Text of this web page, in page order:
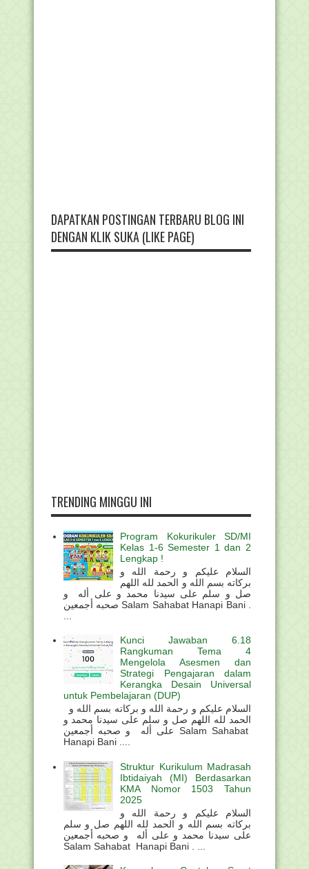
DAPATKAN POSTINGAN TERBARU BLOG INI
DENGAN KLIK SUKA (LIKE PAGE)
TRENDING MINGGU INI
Program Kokurikuler SD/MI
Kelas 1-6 Semester 1 dan 2
Lengkap !
السلام عليكم و رحمة الله و
بركاته بسم الله و الحمد لله اللهم
صل و سلم على سيدنا محمد و على أله و
صحبه أجمعين Salam Sahabat Hanapi Bani .
Kunci Jawaban 6.18
Rangkuman Tema 4
Mengelola Asesmen dan
Strategi Pengajaran dalam
Kerangka Desain Universal
untuk Pembelajaran (DUP)
الحمد لله اللهم صل و سلم على سيدنا محمد و
على أله و صحبه أجمعين Salam Sahabat
Hanapi Bani ....
Struktur Kurikulum Madrasah
Ibtidaiyah (MI) Berdasarkan
KMA Nomor 1503 Tahun
2025
السلام عليكم و رحمة الله و
بركاته بسم الله و الحمد لله اللهم صل و سلم
على سيدنا محمد و على أله و صحبه أجمعين
Salam Sahabat Hanapi Bani . ...